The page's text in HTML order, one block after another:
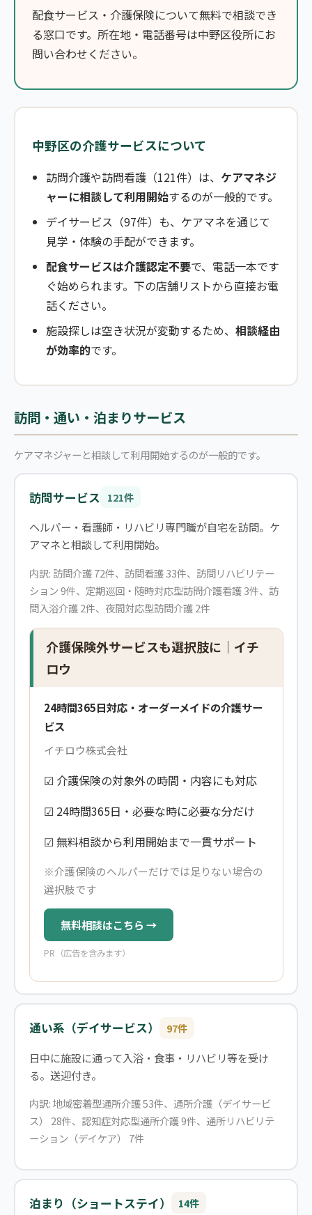
配食サービス・介護保険について無料で相談でき
る窓口です。所在地・電話番号は中野区役所にお
問い合わせください。
中野区の介護サービスについて
訪問介護や訪問看護（121件）は、 ケアマネジ
ャーに相談して利用開始するのが一般的です。
デイサービス（97件）も、ケアマネを通じて
見学・体験の手配ができます。
配食サービスは介護認定不要で、電話一本です
ぐ始められます。下の店舗リストから直接お電
話ください。
施設探しは空き状況が変動するため、 相談経由
が効率的です。
訪問・通い・泊まりサービス
ケアマネジャーと相談して利用開始するのが一般的です。
訪問サービス 121件
ヘルパー・看護師・リハビリ専門職が自宅を訪問。ケ
アマネと相談して利用開始。
内訳: 訪問介護 72件、訪問看護 33件、訪問リハビリテー
ション 9件、定期巡回・随時対応型訪問介護看護 3件、訪
問入浴介護 2件、夜間対応型訪問介護 2件
介護保険外サービスも選択肢に｜イチ
ロウ
24時間365日対応・オーダーメイドの介護サー
ビス
イチロウ株式会社
☑ 介護保険の対象外の時間・内容にも対応
☑ 24時間365日・必要な時に必要な分だけ
☑ 無料相談から利用開始まで一貫サポート
※介護保険のヘルパーだけでは足りない場合の
選択肢です
無料相談はこちら →
PR（広告を含みます）
通い系（デイサービス） 97件
日中に施設に通って入浴・食事・リハビリ等を受け
る。送迎付き。
内訳: 地域密着型通所介護 53件、通所介護（デイサービ
ス） 28件、認知症対応型通所介護 9件、通所リハビリテ
ーション（デイケア） 7件
泊まり（ショートステイ） 14件